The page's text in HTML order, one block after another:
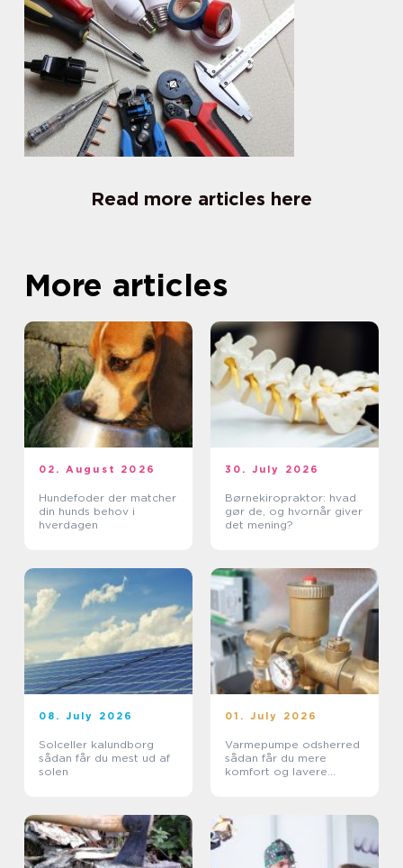
Read more articles here
More articles
02. August 2026
Hundefoder der matcher
din hunds behov i
hverdagen
30. July 2026
Børnekiropraktor: hvad
gør de, og hvornår giver
det mening?
08. July 2026
Solceller kalundborg
sådan får du mest ud af
solen
01. July 2026
Varmepumpe odsherred
sådan får du mere
komfort og lavere